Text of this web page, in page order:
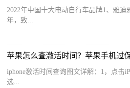
2022年中国十大电动自行车品牌1、雅迪
年，致...
苹果怎么查激活时间？苹果手机过
iphone激活时间查询图文详解：1，点击
选...